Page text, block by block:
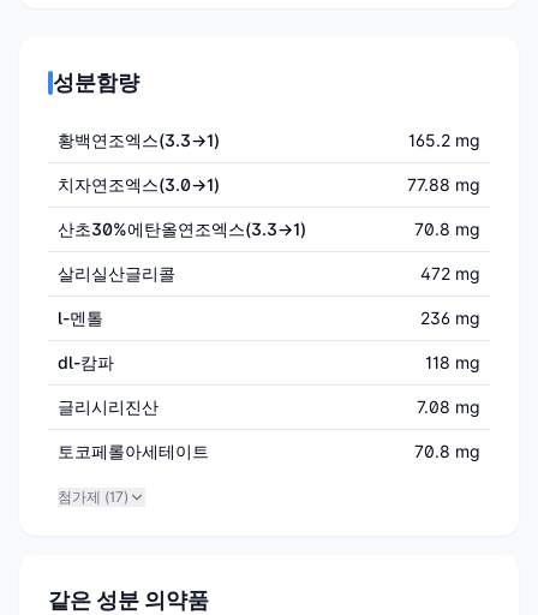
성분함량
황백연조엑스(3.3→1) 165.2 mg
치자연조엑스(3.0→1) 77.88 mg
산초30%에탄올연조엑스(3.3→1) 70.8 mg
살리실산글리콜 472 mg
l-멘톨 236 mg
dl-캄파 118 mg
글리시리진산 7.08 mg
토코페롤아세테이트 70.8 mg
첨가제 (17)
같은 성분 의약품